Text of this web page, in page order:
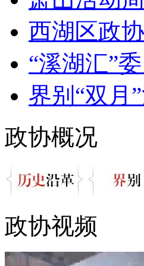
西湖区政
“溪湖汇”
界别“双月
政协概况
政协视频